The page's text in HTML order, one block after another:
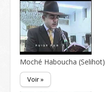
Moché Haboucha (Selihot)
Voir »